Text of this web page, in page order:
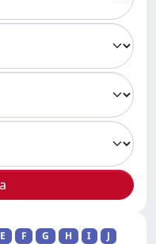
E F G H I
J